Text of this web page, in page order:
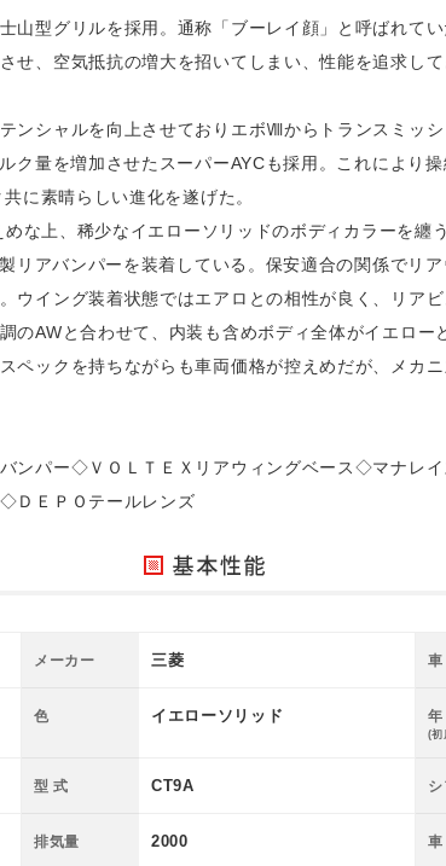
山型グリルを採用。通称「ブーレイ顔」と呼ばれて
せ、空気抵抗の増大を招いてしまい、性能を追求し
ンシャルを向上させておりエボⅧからトランスミッ
ク量を増加させたスーパーAYCも採用。これにより
に素晴らしい進化を遂げた。
な上、稀少なイエローソリッドのボディカラーを纏
リアバンパーを装着している。保安適合の関係でリ
ウイング装着状態ではエアロとの相性が良く、リア
のAWと合わせて、内装も含めボディ全体がイエロー
ペックを持ちながらも車両価格が控えめだが、メカ
パー◇ＶＯＬＴＥＸリアウィングベース◇マナレ
ＤＥＰＯテールレンズ
メーカー 三菱 車
色 イエローソリッド 年
(初
型 式 CT9A シ
排気量 2000 車